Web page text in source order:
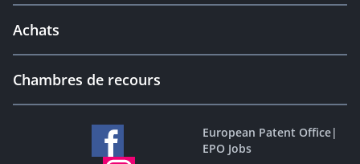
Achats
Chambres de recours
European Patent Office|
EPO Jobs